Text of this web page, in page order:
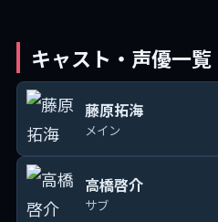
キャスト・声優一覧
藤原拓海
メイン
高橋啓介
サブ